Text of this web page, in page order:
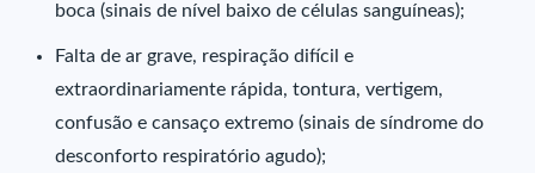
boca (sinais de nível baixo de células sanguíneas);
Falta de ar grave, respiração difícil e
extraordinariamente rápida, tontura, vertigem,
confusão e cansaço extremo (sinais de síndrome do
desconforto respiratório agudo);